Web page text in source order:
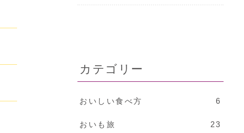
カテゴリー
おいしい食べ方 6
おいも旅 23